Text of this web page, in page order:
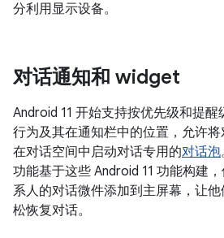
分利用显示设备。
对话通知和 widget
Android 11 开始支持按优先级和提
行为及其在通知栏中的位置，允许
在对话空间中启动对话专用的对话泡
功能基于这些 Android 11 功能构建
系人的对话微件添加到主屏幕，让
松恢复对话。